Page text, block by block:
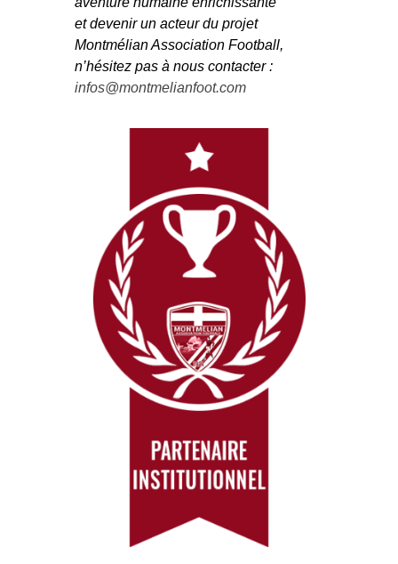
et devenir un acteur du projet
Montmélian Association Football,
n’hésitez pas à nous contacter :
infos@montmelianfoot.com